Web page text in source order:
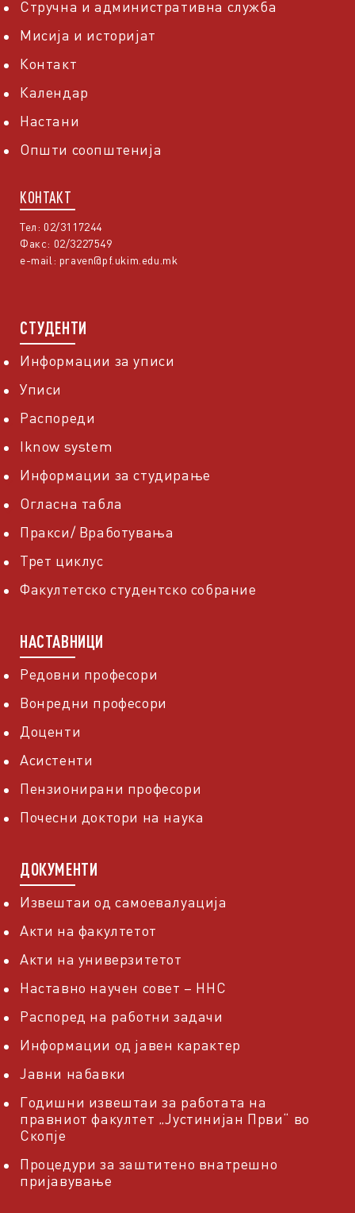
Стручна и административна служба
Мисија и историјат
Контакт
Календар
Настани
Општи соопштенија
КОНТАКТ
Тел: 02/3117244
Факс: 02/3227549
e-mail: praven@pf.ukim.edu.mk
СТУДЕНТИ
Информации за уписи
Уписи
Распореди
Iknow system
Информации за студирање
Огласна табла
Пракси/ Вработувања
Трет циклус
Факултетско студентско собрание
НАСТАВНИЦИ
Редовни професори
Вонредни професори
Доценти
Асистенти
Пензионирани професори
Почесни доктори на наука
ДОКУМЕНТИ
Извештаи од самоевалуација
Акти на факултетот
Акти на универзитетот
Наставно научен совет – ННС
Распоред на работни задачи
Информации од јавен карактер
Јавни набавки
Годишни извештаи за работата на
правниот факултет „Јустинијан Први“ во
Скопје
Процедури за заштитено внатрешно
пријавување